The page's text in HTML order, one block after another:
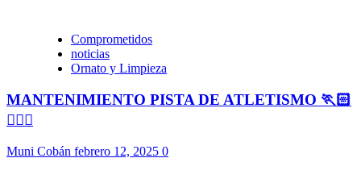
Comprometidos
noticias
Ornato y Limpieza
MANTENIMIENTO PISTA DE ATLETISMO 🏃🏻
🏃🏻‍♀️
Muni Cobán febrero 12, 2025 0